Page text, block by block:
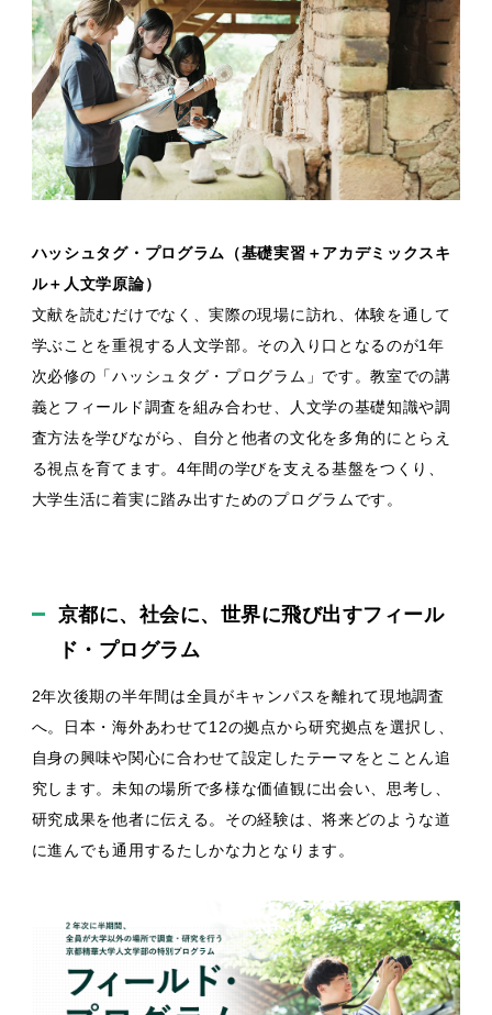
ハッシュタグ・プログラム（基礎実習＋アカデミックスキ
ル＋人文学原論）
文献を読むだけでなく、実際の現場に訪れ、体験を通して
学ぶことを重視する人文学部。その入り口となるのが1年
次必修の「ハッシュタグ・プログラム」です。教室での講
義とフィールド調査を組み合わせ、人文学の基礎知識や調
査方法を学びながら、自分と他者の文化を多角的にとらえ
る視点を育てます。4年間の学びを支える基盤をつくり、
大学生活に着実に踏み出すためのプログラムです。
京都に、社会に、世界に飛び出すフィール
ド・プログラム
2年次後期の半年間は全員がキャンパスを離れて現地調査
へ。日本・海外あわせて12の拠点から研究拠点を選択し、
自身の興味や関心に合わせて設定したテーマをとことん追
究します。未知の場所で多様な価値観に出会い、思考し、
研究成果を他者に伝える。その経験は、将来どのような道
に進んでも通用するたしかな力となります。